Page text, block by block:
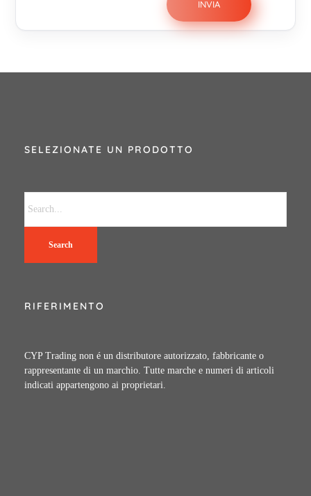
SELEZIONATE UN PRODOTTO
Search
RIFERIMENTO
CYP Trading non é un distributore autorizzato, fabbricante o
rappresentante di un marchio. Tutte marche e numeri di articoli
indicati appartengono ai proprietari.